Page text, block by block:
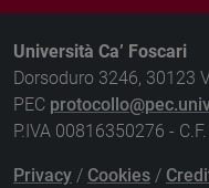
Università Ca’ Foscari
Dorsoduro 3246, 30123
PEC
P.IVA 00816350276 -
Privacy / Cookies /